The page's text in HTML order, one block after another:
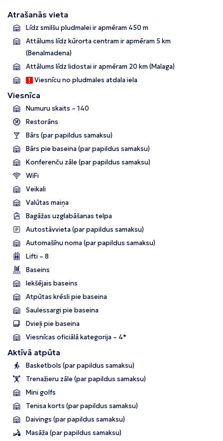
Atrašanās vieta
Līdz smilšu pludmalei ir apmēram 450 m
Attālums līdz kūrorta centram ir apmēram 5 km
(Benalmadena)
Attālums līdz lidostai ir apmēram 20 km(Malaga)
Viesnīcu no pludmales atdala iela
Viesnīca
Numuru skaits – 140
Restorāns
Bārs (par papildus samaksu)
Bārs pie baseina (par papildus samaksu)
Konferenču zāle (par papildus samaksu)
WiFi
Veikali
Valūtas maiņa
Bagāžas uzglabāšanas telpa
Autostāvvieta (par papildus samaksu)
Automašīnu noma (par papildus samaksu)
Lifti – 8
Baseins
Iekšējais baseins
Atpūtas krēsli pie baseina
Saulessargi pie baseina
Dvieļi pie baseina
Viesnīcas oficiālā kategorija – 4*
Aktīvā atpūta
Basketbols (par papildus samaksu)
Trenažieru zāle (par papildus samaksu)
Mini golfs
Tenisa korts (par papildus samaksu)
Daivings (par papildus samaksu)
Masāža (par papildus samaksu)